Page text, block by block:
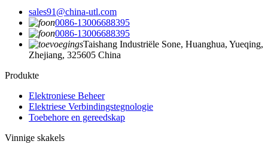
sales91@china-utl.com
0086-13006688395
0086-13006688395
Taishang Industriële Sone, Huanghua, Yueqing,
Zhejiang, 325605 China
Produkte
Elektroniese Beheer
Elektriese Verbindingstegnologie
Toebehore en gereedskap
Vinnige skakels